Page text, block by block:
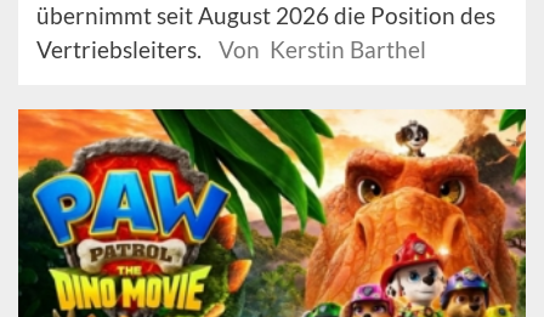
übernimmt seit August 2026 die Position des
Vertriebsleiters.
Von Kerstin Barthel